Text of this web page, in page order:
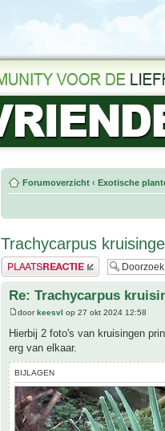
Forumoverzicht ‹ Exotische
Trachycarpus
Plaats een reactie
Re: Trachycarpus
doorkeesvl op 27 okt 2024 12:58
Hierbij 2 foto's van kruisingen
erg van elkaar.
BIJLAGEN